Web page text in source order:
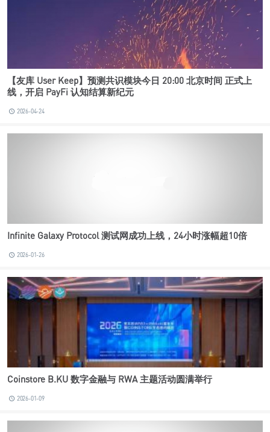
【友库 User Keep】预测共识模块今日 20:00 北京时间 正式上
线，开启 PayFi 认知结算新纪元
2026-04-24
Infinite Galaxy Protocol 测试网成功上线，24小时涨幅超10倍
2026-01-26
Coinstore B.KU 数字金融与 RWA 主题活动圆满举行
2026-01-09